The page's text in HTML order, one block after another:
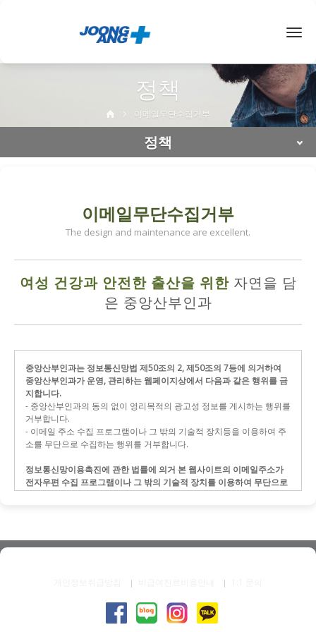
정책
이메일무단수집거부
정책
이메일무단수집거부
The design and maintenance are excellent.
여성 건강과 안전한 출산을 위한자연을 담
은 중앙산부인과
중앙산부인과는 정보통신망법 제50조의 2, 제50조의 7등에 의거하여
중앙산부인과가 운영, 관리하는 웹페이지상에서 다음과 같은 행위를 금
지합니다.
- 중앙산부인과의 동의 없이 영리목적의 광고성 정보를 게시하는 행위를
거부합니다.
- 이메일 주소 수집 프로그램이나 그 밖의 기술적 장치등을 이용하여 주
소를 무단으로 수집하는 행위를 거부합니다.
정보통신망이용촉진에 관한 법률에 의거 본 웹사이트의 이메일주소가
전자우편 수집 프로그램이나 그 밖의 기술적 장치를 이용하여 무단으로
수집되는 것을 금하며,